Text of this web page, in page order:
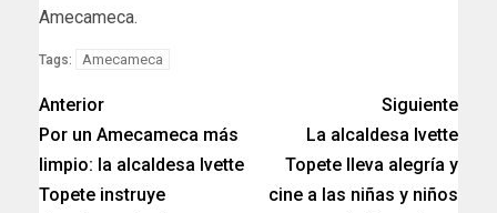
Amecameca.
Tags: Amecameca
Anterior
Por un Amecameca más
limpio: la alcaldesa Ivette
Topete instruye
Siguiente
La alcaldesa Ivette
Topete lleva alegría y
cine a las niñas y niños